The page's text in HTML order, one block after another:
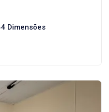
Dimensões